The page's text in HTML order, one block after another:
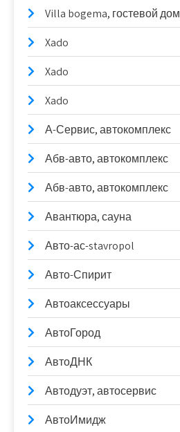
Villa bogema, гостевой дом
Xado
Xado
Xado
А-Сервис, автокомплекс
Абв-авто, автокомплекс
Абв-авто, автокомплекс
Авантюра, сауна
Авто-ас-stavropol
Авто-Спирит
Автоаксессуары
АвтоГород
АвтоДНК
Автодуэт, автосервис
АвтоИмидж